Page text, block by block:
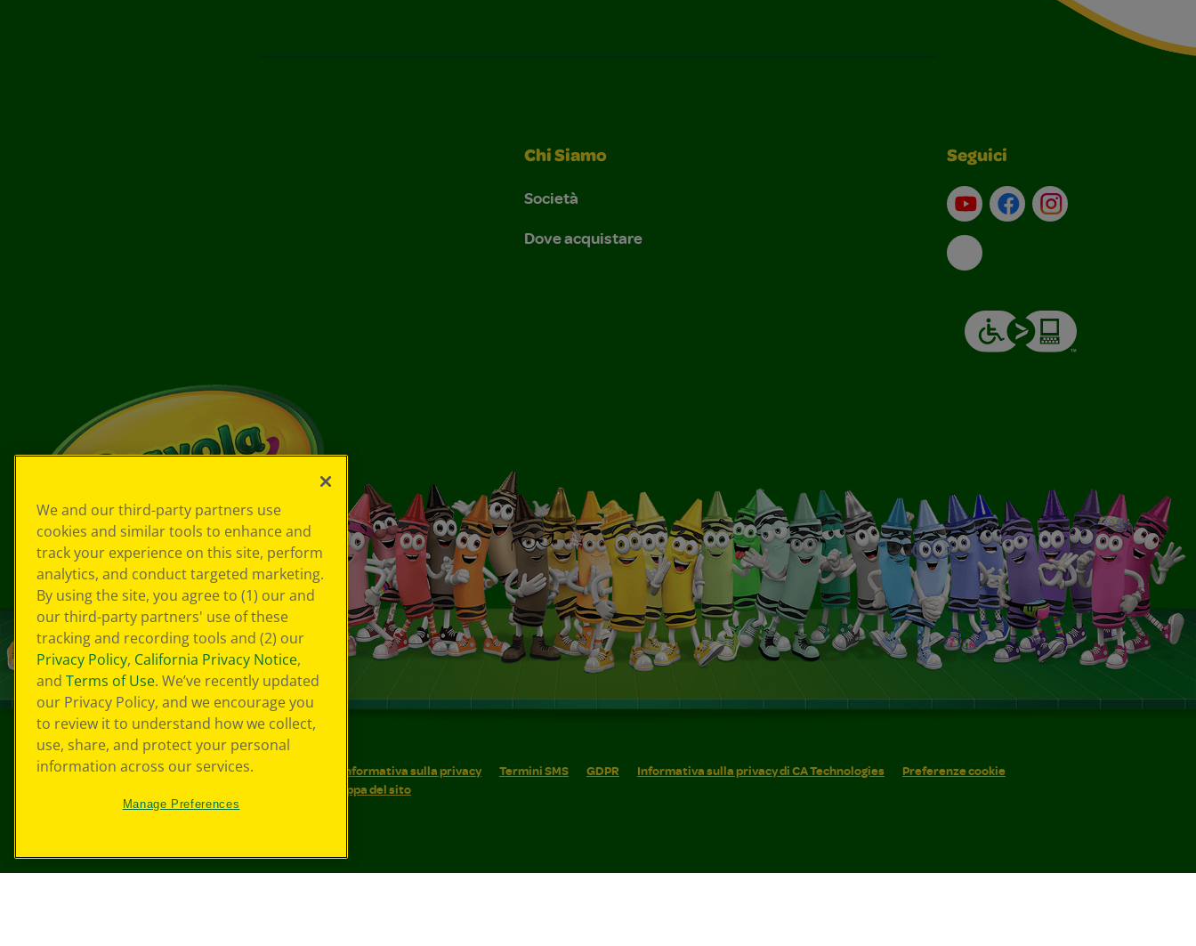
Chi Siamo
Società
Dove acquistare
Seguici
Su YouTube
ContattiProfilo Instagram
Email
© 2026 Crayola® Tutti i diritti riservati.
Le tue scelte in materia di privacy
Informativa sulla privacy Termini SMS GDPR Informativa sulla privacy di CA Technologies
Preferenze cookie
Mappa del sito
We and our third-party partners use
cookies and similar tools to enhance and
track your experience on this site, perform
analytics, and conduct targeted marketing.
By using the site, you agree to (1) our and
our third-party partners' use of these
tracking and recording tools and (2) our
Privacy Policy, California Privacy Notice,
and Terms of Use. We’ve recently updated
our Privacy Policy, and we encourage you
to review it to understand how we collect,
use, share, and protect your personal
information across our services.
Manage Preferences